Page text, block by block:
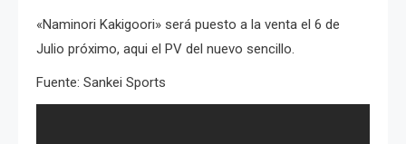
«Naminori Kakigoori» será puesto a la venta el 6 de
Julio próximo, aqui el PV del nuevo sencillo.
Fuente: Sankei Sports